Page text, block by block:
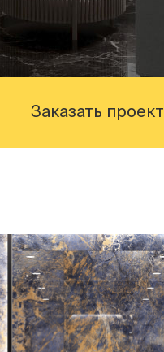
Заказать проект